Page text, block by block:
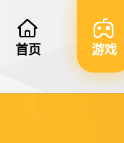
首页 游戏